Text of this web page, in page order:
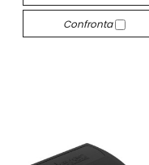
Confronta